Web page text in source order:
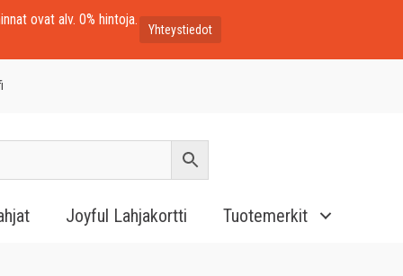
ovat alv. 0% hintoja.
Yhteystiedot
Joyful Lahjakortti Tuotemerkit